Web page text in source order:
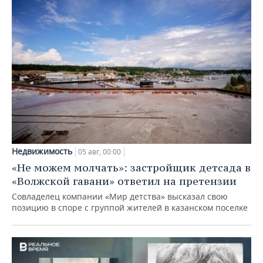
Недвижимость 05 авг, 00:00
«Не можем молчать»: застройщик детсада в
«Волжской гавани» ответил на претензии
Совладелец компании «Мир детства» высказал свою
позицию в споре с группой жителей в казанском поселке